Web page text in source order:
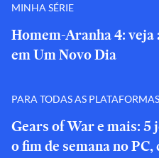
MINHA SÉRIE
Homem-Aranha 4:
em Um Novo Dia
PARA TODAS AS PLATAFORMAS
Gears of War e mais:
o fim de semana no